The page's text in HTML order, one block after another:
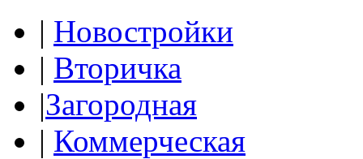
| Новостройки
| Вторичка
|Загородная
| Коммерческая